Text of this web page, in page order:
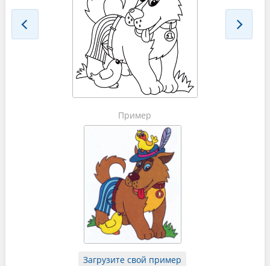
Пример
Загрузите свой пример